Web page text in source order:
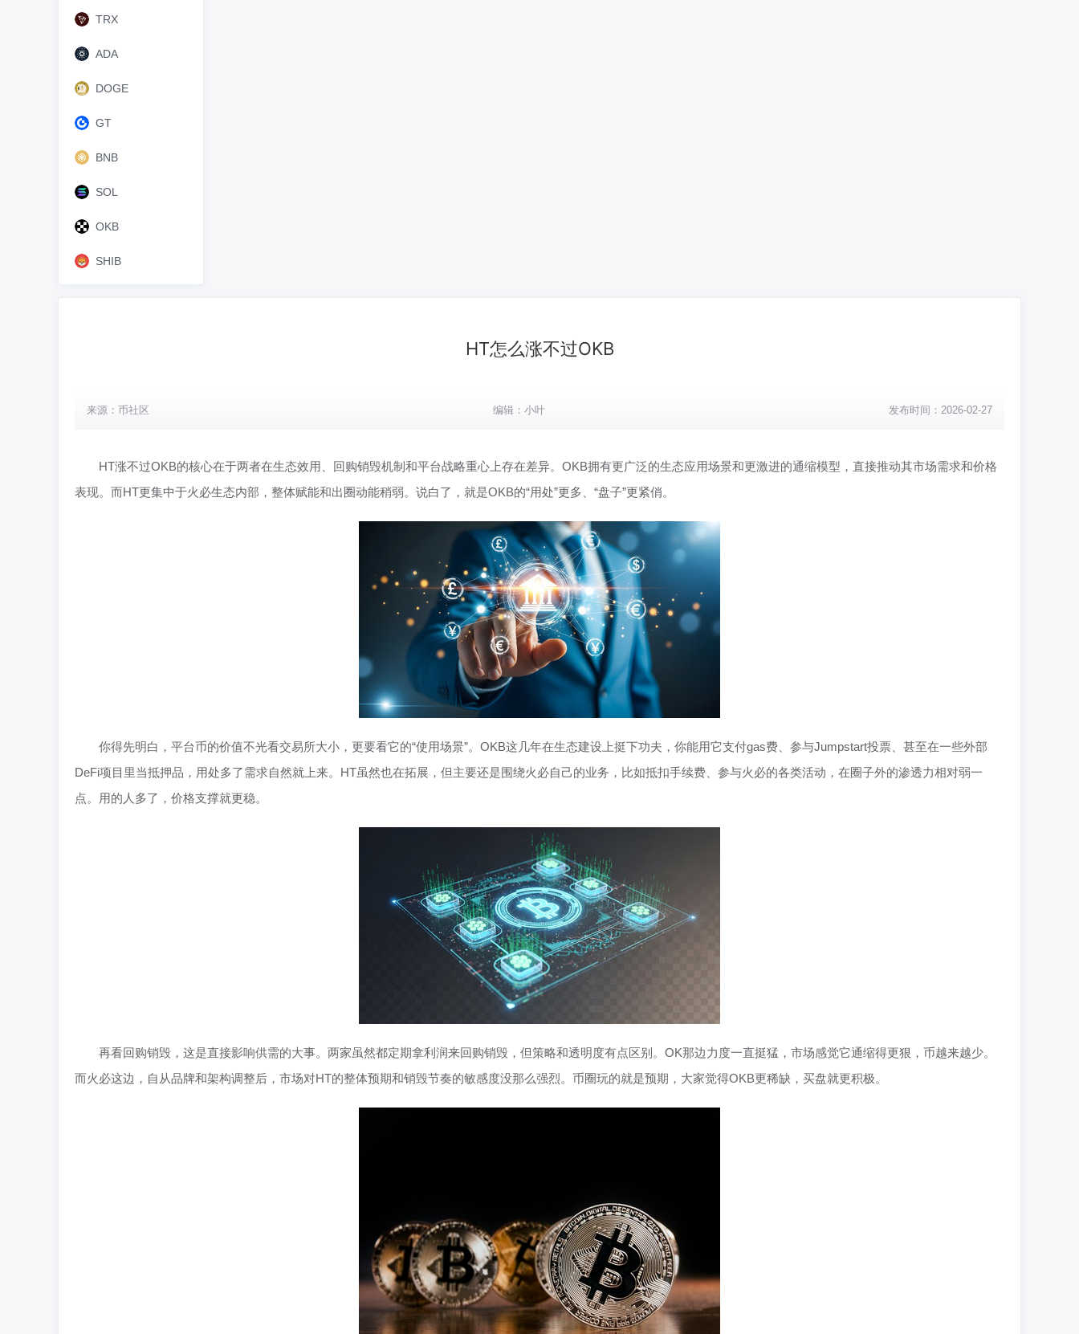
TRX
ADA
DOGE
GT
BNB
SOL
OKB
SHIB
HT怎么涨不过OKB
来源：币社区 编辑： 小叶 发布时间：2026-02-27
HT涨不过OKB的核心在于两者在生态效用、回购销毁机制和平台战略重心上存在差异。OKB拥有更广泛的生态应用场景和更激进的通缩模型，直接推动其市场需求和价格
表现。而HT更集中于火必生态内部，整体赋能和出圈动能稍弱。说白了，就是OKB的“用处”更多、“盘子”更紧俏。
你得先明白，平台币的价值不光看交易所大小，更要看它的“使用场景”。OKB这几年在生态建设上挺下功夫，你能用它支付gas费、参与Jumpstart投票、甚至在一些外部
DeFi项目里当抵押品，用处多了需求自然就上来。HT虽然也在拓展，但主要还是围绕火必自己的业务，比如抵扣手续费、参与火必的各类活动，在圈子外的渗透力相对弱一
点。用的人多了，价格支撑就更稳。
再看回购销毁，这是直接影响供需的大事。两家虽然都定期拿利润来回购销毁，但策略和透明度有点区别。OK那边力度一直挺猛，市场感觉它通缩得更狠，币越来越少。
而火必这边，自从品牌和架构调整后，市场对HT的整体预期和销毁节奏的敏感度没那么强烈。币圈玩的就是预期，大家觉得OKB更稀缺，买盘就更积极。